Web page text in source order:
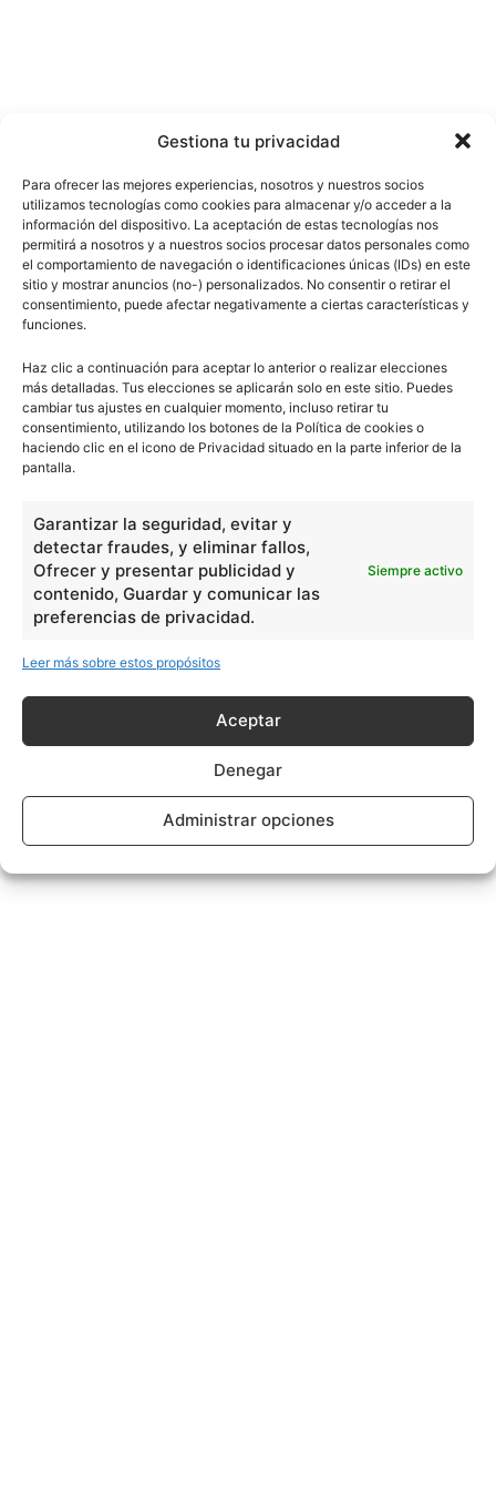
Gestiona tu privacidad
Para ofrecer las mejores experiencias, nosotros y nuestros socios
utilizamos tecnologías como cookies para almacenar y/o acceder a la
información del dispositivo. La aceptación de estas tecnologías nos
permitirá a nosotros y a nuestros socios procesar datos personales como
el comportamiento de navegación o identificaciones únicas (IDs) en este
sitio y mostrar anuncios (no-) personalizados. No consentir o retirar el
consentimiento, puede afectar negativamente a ciertas características y
funciones.
Haz clic a continuación para aceptar lo anterior o realizar elecciones
más detalladas. Tus elecciones se aplicarán solo en este sitio. Puedes
cambiar tus ajustes en cualquier momento, incluso retirar tu
consentimiento, utilizando los botones de la Política de cookies o
haciendo clic en el icono de Privacidad situado en la parte inferior de la
pantalla.
Garantizar la seguridad, evitar y
detectar fraudes, y eliminar fallos,
Ofrecer y presentar publicidad y
contenido, Guardar y comunicar las
preferencias de privacidad.
Siempre activo
Leer más sobre estos propósitos
Aceptar
Denegar
Administrar opciones